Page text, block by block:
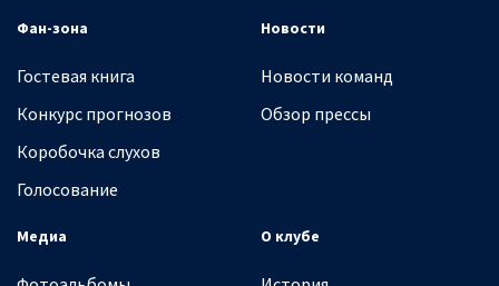
Фан-зона
Гостевая книга
Конкурс прогнозов
Коробочка слухов
Голосование
Новости
Новости команд
Обзор прессы
Медиа О клубе